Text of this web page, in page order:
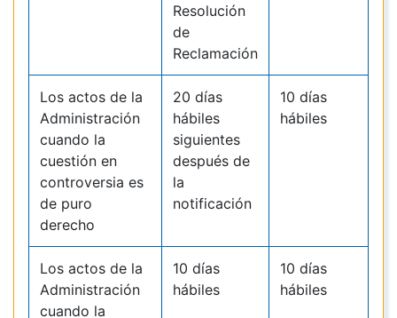
Resolución
de
Reclamación
Los actos de la
Administración
cuando la
cuestión en
controversia es
de puro
derecho
20 días
hábiles
siguientes
después de
la
notificación
10 días
hábiles
Los actos de la
Administración
cuando la
10 días
hábiles
10 días
hábiles